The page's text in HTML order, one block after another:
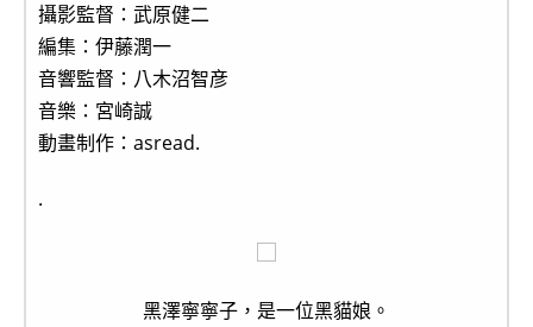
攝影監督：武原健二
編集：伊藤潤一
音響監督：八木沼智彦
音樂：宮崎誠
動畫制作：asread.
.
黑澤寧寧子，是一位黑貓娘。